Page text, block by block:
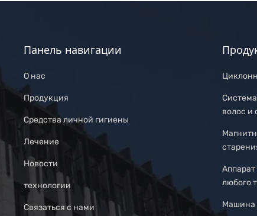
Панель навигации
О нас
Продукция
Средства личной гигиены
Лечение
Новости
технологии
Связаться с нами
волос и
любого
Машина